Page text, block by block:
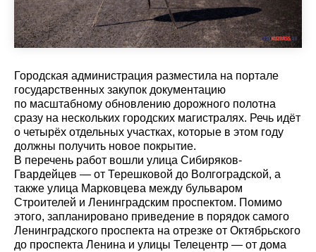
Городская администрация разместила на портале
государственных закупок документацию
по масштабному обновлению дорожного полотна
сразу на нескольких городских магистралях. Речь идёт
о четырёх отдельных участках, которые в этом году
должны получить новое покрытие.
В перечень работ вошли улица Сибиряков-
Гвардейцев — от Терешковой до Волгоградской, а
также улица Марковцева между бульваром
Строителей и Ленинградским проспектом. Помимо
этого, запланировано приведение в порядок самого
Ленинградского проспекта на отрезке от Октябрьского
до проспекта Ленина и улицы Телецентр — от дома